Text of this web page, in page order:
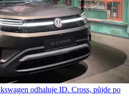
odhaluje ID. Cross, půjde po